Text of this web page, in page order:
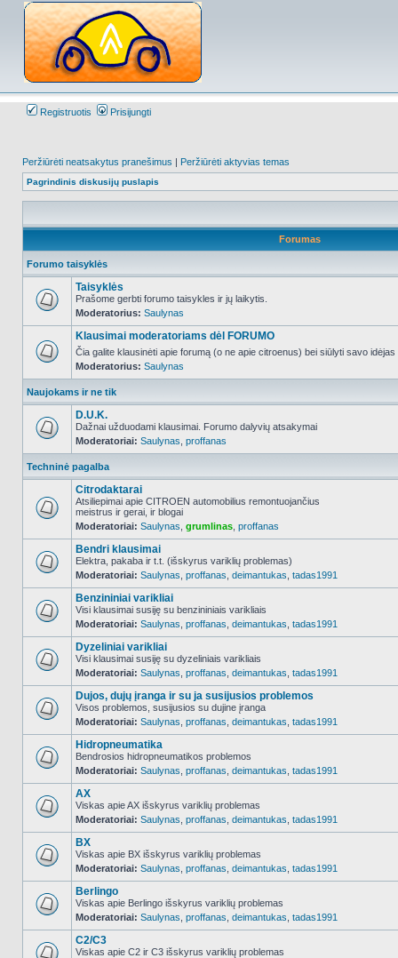
Registruotis Prisijungti
Peržiūrėti neatsakytus pranešimus | Peržiūrėti aktyvias temas
Pagrindinis diskusijų puslapis
Forumas
Forumo taisyklės
NO_UNREAD_POSTS
Taisyklės
Prašome gerbti forumo taisykles ir jų laikytis.
Moderatorius: Saulynas
NO_UNREAD_POSTS
Klausimai moderatoriams dėl FORUMO
Čia galite klausinėti apie forumą (o ne apie citroenus) bei siūlyti savo
Moderatorius: Saulynas
Naujokams ir ne tik
NO_UNREAD_POSTS
D.U.K.
Dažnai užduodami klausimai. Forumo dalyvių atsakymai
Moderatoriai: Saulynas proffanas
Techninė pagalba
NO_UNREAD_POSTS
Citrodaktarai
Atsiliepimai apie CITROEN automobilius remontuojančius
meistrus ir gerai, ir blogai
Moderatoriai: Saulynas grumlinas proffanas
NO_UNREAD_POSTS
Bendri klausimai
Elektra, pakaba ir t.t. (išskyrus variklių problemas)
Moderatoriai: Saulynas proffanas deimantukas tadas1991
NO_UNREAD_POSTS
Benzininiai varikliai
Visi klausimai susiję su benzininiais varikliais
Moderatoriai: Saulynas proffanas deimantukas tadas1991
NO_UNREAD_POSTS
Dyzeliniai varikliai
Visi klausimai susiję su dyzeliniais varikliais
Moderatoriai: Saulynas proffanas deimantukas tadas1991
NO_UNREAD_POSTS
Dujos, dujų įranga ir su ja susijusios problemos
Visos problemos, susijusios su dujine įranga
Moderatoriai: Saulynas proffanas deimantukas tadas1991
NO_UNREAD_POSTS
Hidropneumatika
Bendrosios hidropneumatikos problemos
Moderatoriai: Saulynas proffanas deimantukas tadas1991
NO_UNREAD_POSTS
AX
Viskas apie AX išskyrus variklių problemas
Moderatoriai: Saulynas proffanas deimantukas tadas1991
NO_UNREAD_POSTS
BX
Viskas apie BX išskyrus variklių problemas
Moderatoriai: Saulynas proffanas deimantukas tadas1991
NO_UNREAD_POSTS
Berlingo
Viskas apie Berlingo išskyrus variklių problemas
Moderatoriai: Saulynas proffanas deimantukas tadas1991
C2/C3
Viskas apie C2 ir C3 išskyrus variklių problemas